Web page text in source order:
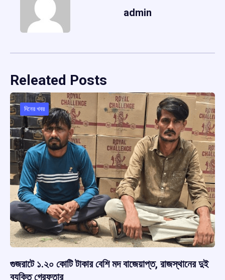
admin
Releated Posts
দিনের খবর
গুজরাটে ১.২০ কোটি টাকার বেশি মদ বাজেয়াপ্ত, রাজস্থানের দুই
ব্যক্তি গ্রেফতার